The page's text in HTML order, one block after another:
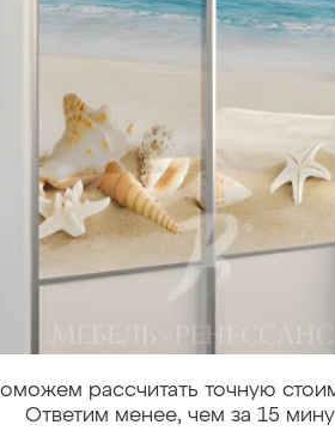
рассчитать точную
Ответим менее, чем за 15